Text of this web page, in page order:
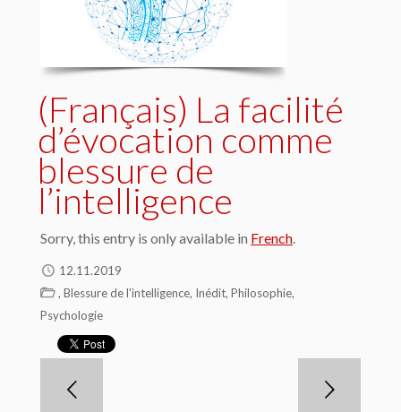
(Français) La facilité
d’évocation comme
blessure de
l’intelligence
Sorry, this entry is only available in French.
12.11.2019
, Blessure de l'intelligence, Inédit, Philosophie,
Psychologie